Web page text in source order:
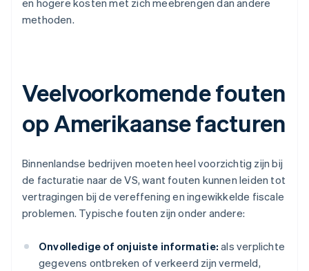
en hogere kosten met zich meebrengen dan andere
methoden.
Veelvoorkomende fouten
op Amerikaanse facturen
Binnenlandse bedrijven moeten heel voorzichtig zijn bij
de facturatie naar de VS, want fouten kunnen leiden tot
vertragingen bij de vereffening en ingewikkelde fiscale
problemen. Typische fouten zijn onder andere:
Onvolledige of onjuiste informatie: als verplichte
gegevens ontbreken of verkeerd zijn vermeld,